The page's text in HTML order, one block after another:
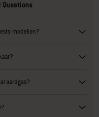
Questions
modellen?
aardgas?